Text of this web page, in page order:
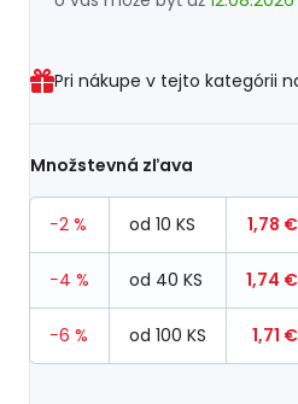
Pri nákupe v tejto kategórii
Množstevná zľava
−2 % od 10 KS 1,78 €
−4 % od 40 KS 1,74 €
−6 % od 100 KS 1,71 €